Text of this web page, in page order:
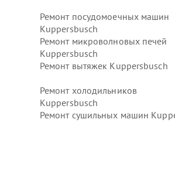
Ремонт посудомоечных машин
Kuppersbusch
Ремонт микроволновых печей
Kuppersbusch
Ремонт вытяжек Kuppersbusch
Ремонт холодильников
Kuppersbusch
Ремонт сушильных машин